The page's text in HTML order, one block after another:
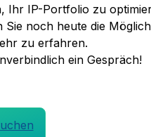
Ihr IP-Portfolio zu
noch heute die
zu erfahren.
ein Gespräch!